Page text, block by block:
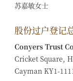
苏嘉敏女士
股份过户登记
Conyers Trust
Cricket Square,
Cayman KY1-